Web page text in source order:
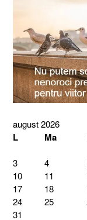
august 2026
L Ma
3
4
10
11
17
18
24
25
31